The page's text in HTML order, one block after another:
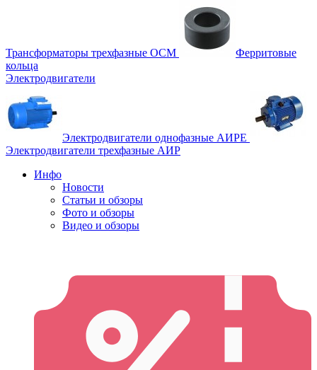
Трансформаторы трехфазные ОСМ
Ферритовые
кольца
Электродвигатели
Электродвигатели однофазные АИРЕ
Электродвигатели трехфазные АИР
Инфо
Новости
Статьи и обзоры
Фото и обзоры
Видео и обзоры